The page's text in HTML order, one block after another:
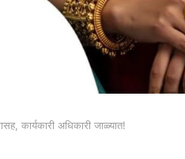
कार्यकारी अधिकारी जाळ्यात!